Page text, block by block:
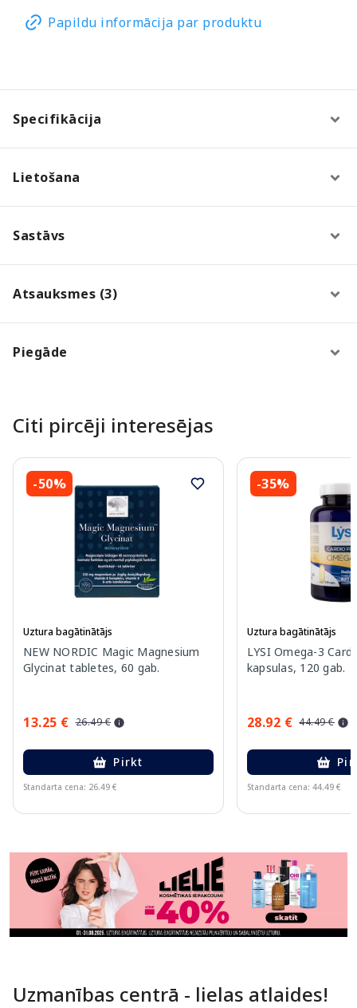
Papildu informācija par produktu
Specifikācija
Lietošana
Sastāvs
Atsauksmes (3)
Piegāde
Citi pircēji interesējas
-50%
Uztura bagātinātājs
NEW NORDIC Magic Magnesium
Glycinat tabletes, 60 gab.
13.25 € 26.49 €
Pirkt
Standarta cena: 26.49 €
-35%
Uztura bagātinātājs
LYSI Omega-3
kapsulas, 120 gab.
28.92 € 44.49 €
Standarta cena: 44.49 €
Uzmanības centrā - lielas atlaides!